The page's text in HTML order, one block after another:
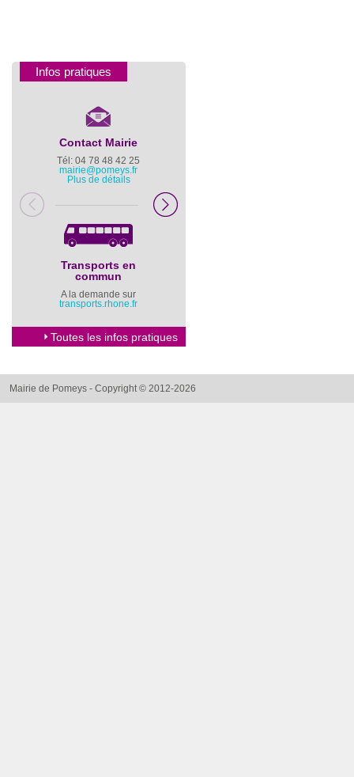
Infos pratiques
Contact Mairie
Tél: 04 78 48 42 25
mairie@pomeys.fr
Plus de détails
Transports en
commun
A la demande sur
transports.rhone.fr
Toutes les infos pratiques
Mairie de Pomeys - Copyright © 2012-2026